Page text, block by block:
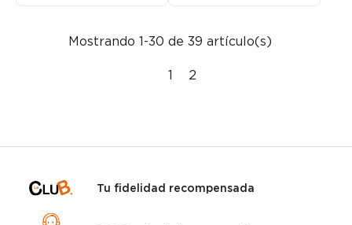
Mostrando 1-30 de 39 artículo(s)
1 2
Tu fidelidad recompensada